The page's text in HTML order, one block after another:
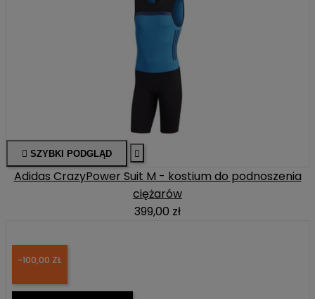
 SZYBKI PODGLĄD 
Adidas CrazyPower Suit M - kostium do podnoszenia
ciężarów
399,00 zł
-100,00 ZŁ